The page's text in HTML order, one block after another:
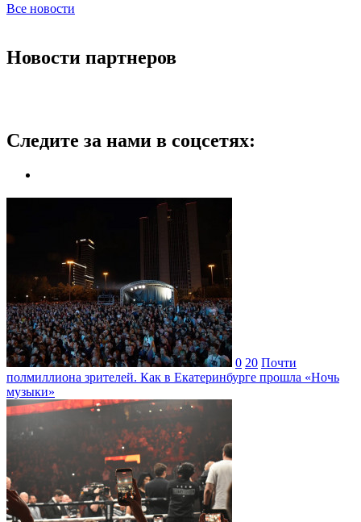
Все новости
Новости партнеров
Следите за нами в соцсетях:
0 20 Почти
полмиллиона зрителей. Как в Екатеринбурге прошла «Ночь
музыки»